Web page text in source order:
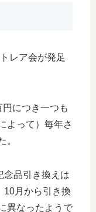
レア会が発足
につき一つも
よって）毎年さ
。
念品引き換えは
10月から引き換
異なったようで